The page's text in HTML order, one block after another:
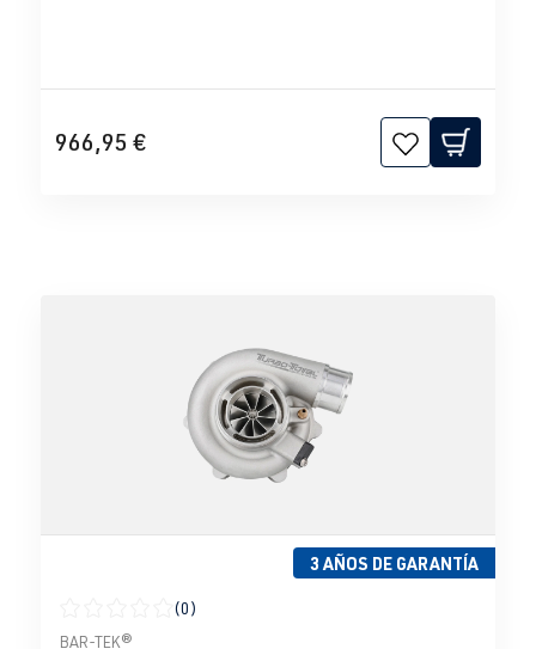
966,95 €
3 AÑOS DE GARANTÍA
Calificación promedio de 0 de 5 estrellas
(0)
BAR-TEK®